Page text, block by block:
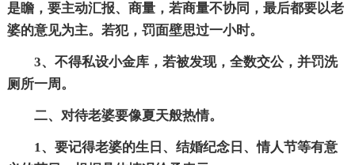
是瞻，要主动汇报、商量，若商量不协同，最后都要以老
婆的意见为主。若犯，罚面壁思过一小时。
3、不得私设小金库，若被发现，全数交公，并罚洗
厕所一周。
二、对待老婆要像夏天般热情。
1、要记得老婆的生日、结婚纪念日、情人节等有意